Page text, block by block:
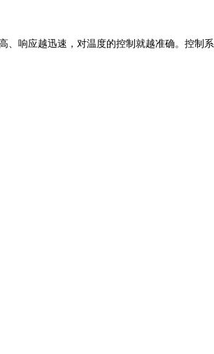
、响应越迅速，对温度的控制就越准确。控制系